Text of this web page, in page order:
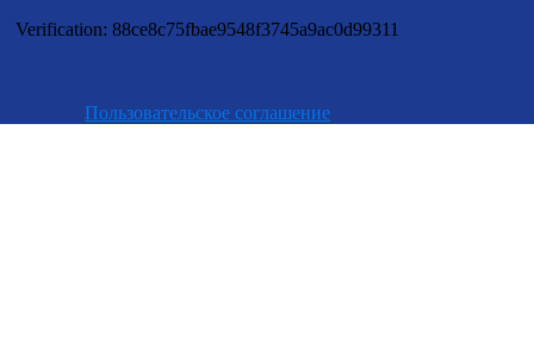
Verification: 88ce8c75fbae9548f3745a9ac0d99311
Пользовательское соглашение